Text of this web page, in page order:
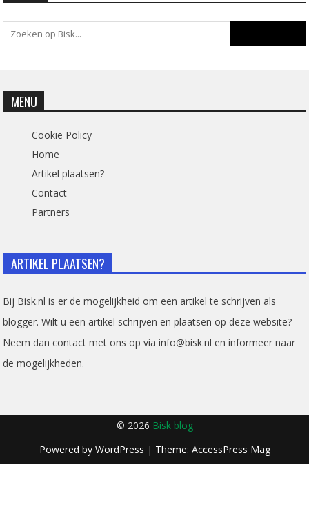
MENU
Cookie Policy
Home
Artikel plaatsen?
Contact
Partners
ARTIKEL PLAATSEN?
Bij Bisk.nl is er de mogelijkheid om een artikel te schrijven als
blogger. Wilt u een artikel schrijven en plaatsen op deze website?
Neem dan contact met ons op via info@bisk.nl en informeer naar
de mogelijkheden.
© 2026 Bisk blog
Powered by WordPress | Theme: AccessPress Mag